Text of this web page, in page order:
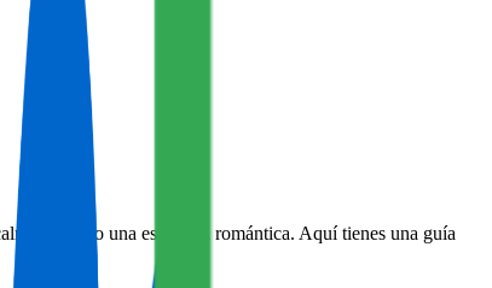
vistas o una escapada romántica. Aquí tienes una guía